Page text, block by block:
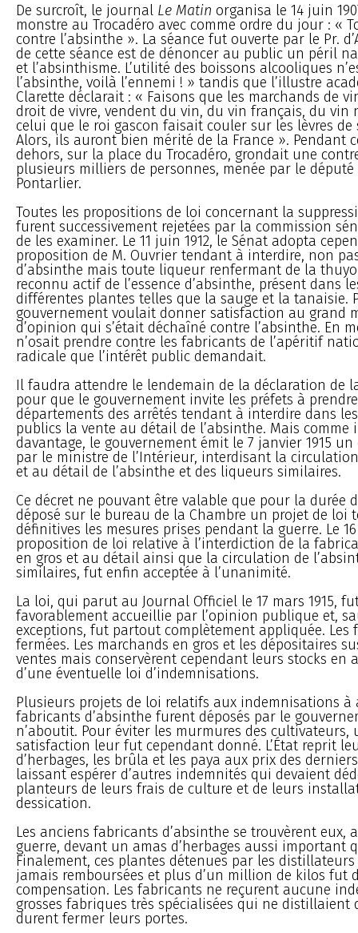
De surcroît, le journal Le Matin organisa le 14 juin
monstre au Trocadéro avec comme ordre du jour : «
contre l’absinthe ». La séance fut ouverte par le Pr.
de cette séance est de dénoncer au public un péril
et l’absinthisme. L’utilité des boissons alcooliques
l’absinthe, voilà l’ennemi ! » tandis que l’illustre
Clarette déclarait : « Faisons que les marchands de
droit de vivre, vendent du vin, du vin français, du vin
celui que le roi gascon faisait couler sur les lèvres
Alors, ils auront bien mérité de la France ». Pendant
dehors, sur la place du Trocadéro, grondait une
plusieurs milliers de personnes, menée par le député
Pontarlier.
Toutes les propositions de loi concernant la
furent successivement rejetées par la commission
de les examiner. Le 11 juin 1912, le Sénat adopta
proposition de M. Ouvrier tendant à interdire, non
d’absinthe mais toute liqueur renfermant de la
reconnu actif de l’essence d’absinthe, présent dans
différentes plantes telles que la sauge et la tanaisie.
gouvernement voulait donner satisfaction au grand
d’opinion qui s’était déchaîné contre l’absinthe. En
n’osait prendre contre les fabricants de l’apéritif
radicale que l’intérêt public demandait.
Il faudra attendre le lendemain de la déclaration de
pour que le gouvernement invite les préfets à
départements des arrêtés tendant à interdire dans
publics la vente au détail de l’absinthe. Mais
davantage, le gouvernement émit le 7 janvier 1915
par le ministre de l’Intérieur, interdisant la
et au détail de l’absinthe et des liqueurs similaires.
Ce décret ne pouvant être valable que pour la durée
déposé sur le bureau de la Chambre un projet de loi
définitives les mesures prises pendant la guerre. Le 16
proposition de loi relative à l’interdiction de la
en gros et au détail ainsi que la circulation de
similaires, fut enfin acceptée à l’unanimité.
La loi, qui parut au Journal Officiel le 17 mars 1915,
favorablement accueillie par l’opinion publique et,
exceptions, fut partout complètement appliquée. Les
fermées. Les marchands en gros et les dépositaires
ventes mais conservèrent cependant leurs stocks en
d’une éventuelle loi d’indemnisations.
Plusieurs projets de loi relatifs aux indemnisations à
fabricants d’absinthe furent déposés par le
n’aboutit. Pour éviter les murmures des cultivateurs,
satisfaction leur fut cependant donné. L’État reprit
d’herbages, les brûla et les paya aux prix des
laissant espérer d’autres indemnités qui devaient
planteurs de leurs frais de culture et de leurs
dessication.
Les anciens fabricants d’absinthe se trouvèrent eux,
guerre, devant un amas d’herbages aussi important
Finalement, ces plantes détenues par les
jamais remboursées et plus d’un million de kilos fut
compensation. Les fabricants ne reçurent aucune
grosses fabriques très spécialisées qui ne distillaient
durent fermer leurs portes.